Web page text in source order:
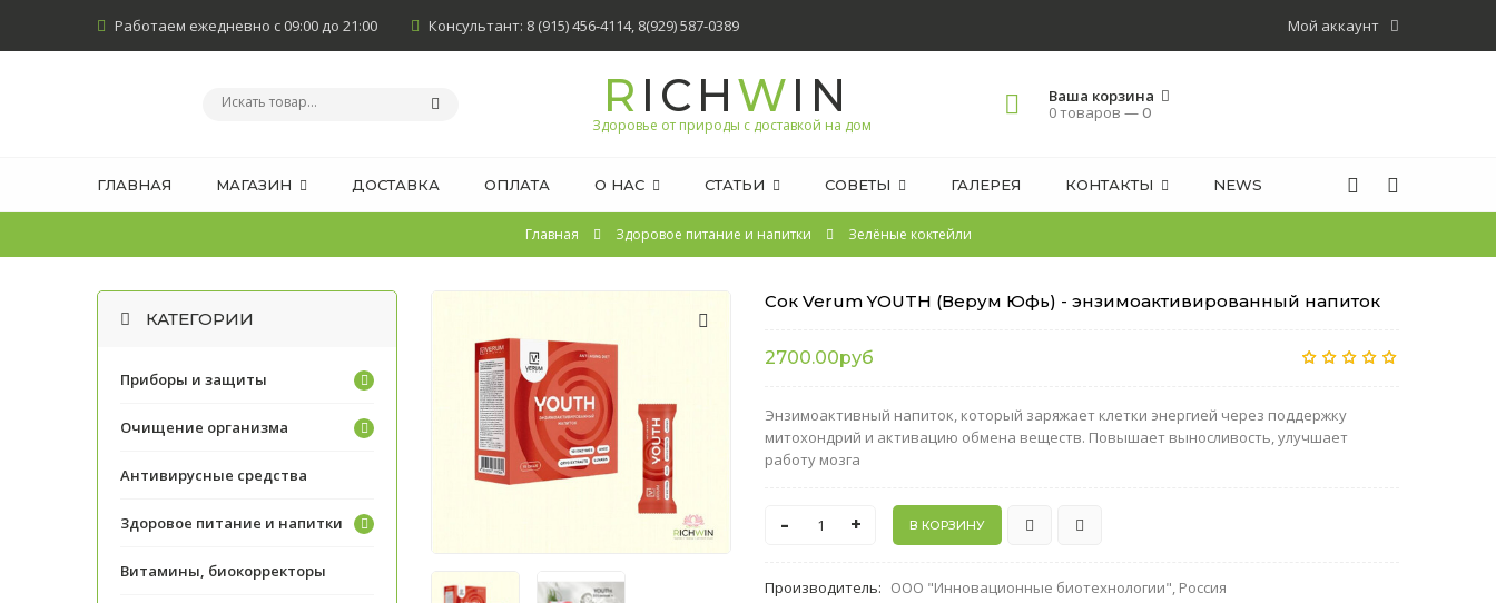
Мой аккаунт
Работаем ежедневно с 09:00 до 21:00 Консультант: 8 (915) 456-4114, 8(929) 587-0389
R ICHWIN
Здоровье от природы с доставкой на дом
Ваша корзина
0 товаров —0
ГЛАВНАЯ МАГАЗИН ДОСТАВКА ОПЛАТА О НАС СТАТЬИ СОВЕТЫ ГАЛЕРЕЯ КОНТАКТЫ NEWS
Главная Здоровое питание и напитки Зелёные коктейли
Сок Verum YOUTH (Верум Юфь) - энзимоактивированный напиток
2700.00руб
Энзимоактивный напиток, который заряжает клетки энергией через поддержку
митохондрий и активацию обмена веществ. Повышает выносливость, улучшает
работу мозга
- +
Производитель: ООО "Инновационные биотехнологии", Россия
КАТЕГОРИИ
Приборы и защиты
Очищение организма
Антивирусные средства
Здоровое питание и напитки
Витамины, биокорректоры